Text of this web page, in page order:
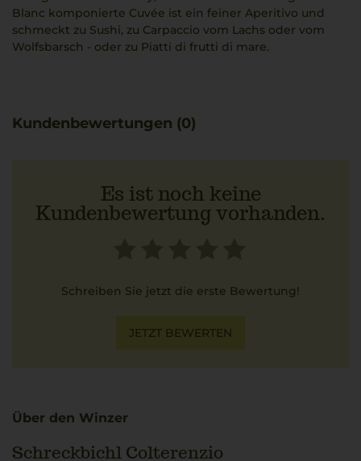
Blanc komponierte Cuvée ist ein feiner Aperitivo und
schmeckt zu Sushi, zu Carpaccio vom Lachs oder vom
Wolfsbarsch - oder zu Piatti di frutti di mare.
Kundenbewertungen (0)
Es ist noch keine
Kundenbewertung vorhanden.
Schreiben Sie jetzt die erste Bewertung!
JETZT BEWERTEN
Über den Winzer
Schreckbichl Colterenzio